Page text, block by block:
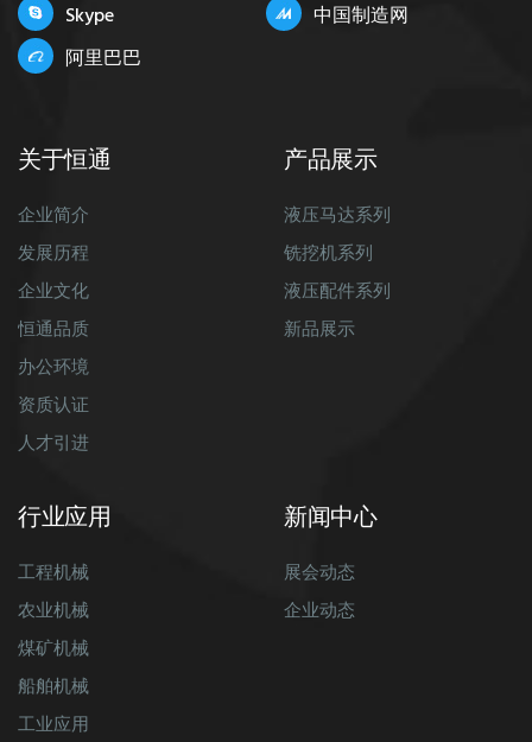
Skype
中国制造网
阿里巴巴
关于恒通
企业简介
发展历程
企业文化
恒通品质
办公环境
资质认证
人才引进
产品展示
液压马达系列
铣挖机系列
液压配件系列
新品展示
行业应用
工程机械
农业机械
煤矿机械
船舶机械
工业应用
新闻中心
展会动态
企业动态